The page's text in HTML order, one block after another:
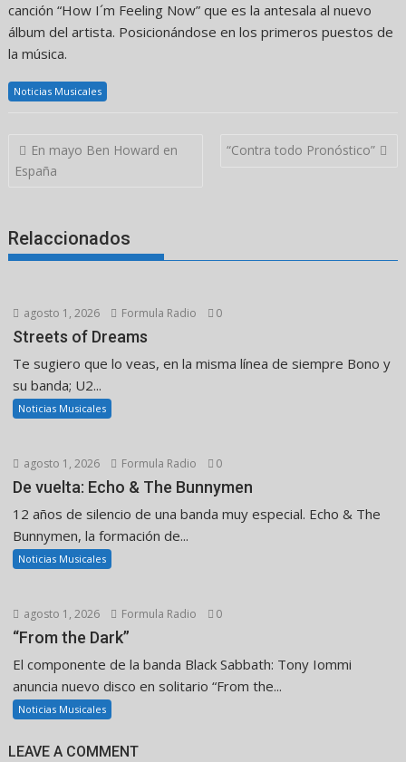
canción “How I´m Feeling Now” que es la antesala al nuevo
álbum del artista. Posicionándose en los primeros puestos de
la música.
Noticias Musicales
Navegación
de
En mayo Ben Howard en
España
“Contra todo Pronóstico”
Relaccionados
agosto 1, 2026 Formula Radio 0
Streets of Dreams
Te sugiero que lo veas, en la misma línea de siempre Bono y
su banda; U2...
Noticias Musicales
agosto 1, 2026 Formula Radio 0
De vuelta: Echo & The Bunnymen
12 años de silencio de una banda muy especial. Echo & The
Bunnymen, la formación de...
Noticias Musicales
agosto 1, 2026 Formula Radio 0
“From the Dark”
El componente de la banda Black Sabbath: Tony Iommi
anuncia nuevo disco en solitario “From the...
Noticias Musicales
LEAVE A COMMENT